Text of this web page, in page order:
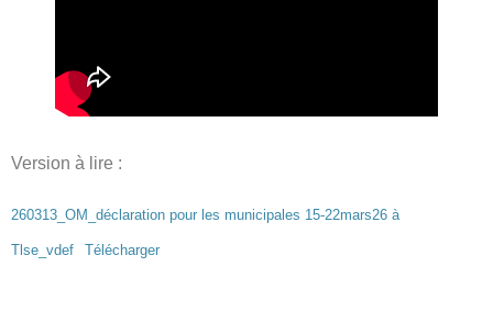
Version à lire :
260313_OM_déclaration pour les municipales 15-22mars26 à
Tlse_vdef Télécharger